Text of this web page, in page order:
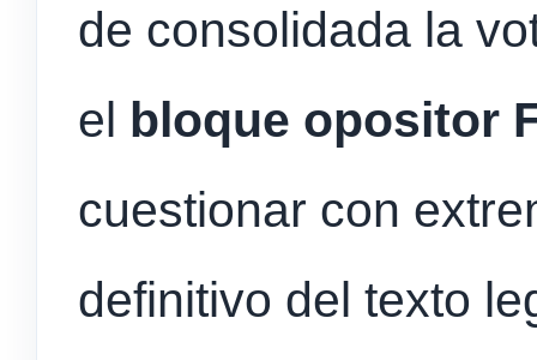
de consolidada la
el bloque opositor
cuestionar con
definitivo del texto